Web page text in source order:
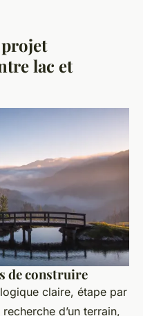
projet
lac et
de construire
claire, étape par
d’un terrain,